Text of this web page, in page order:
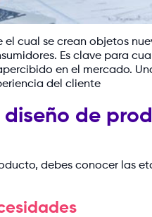
cual se crean objetos
Es clave para
en el mercado.
del cliente
de
debes conocer las